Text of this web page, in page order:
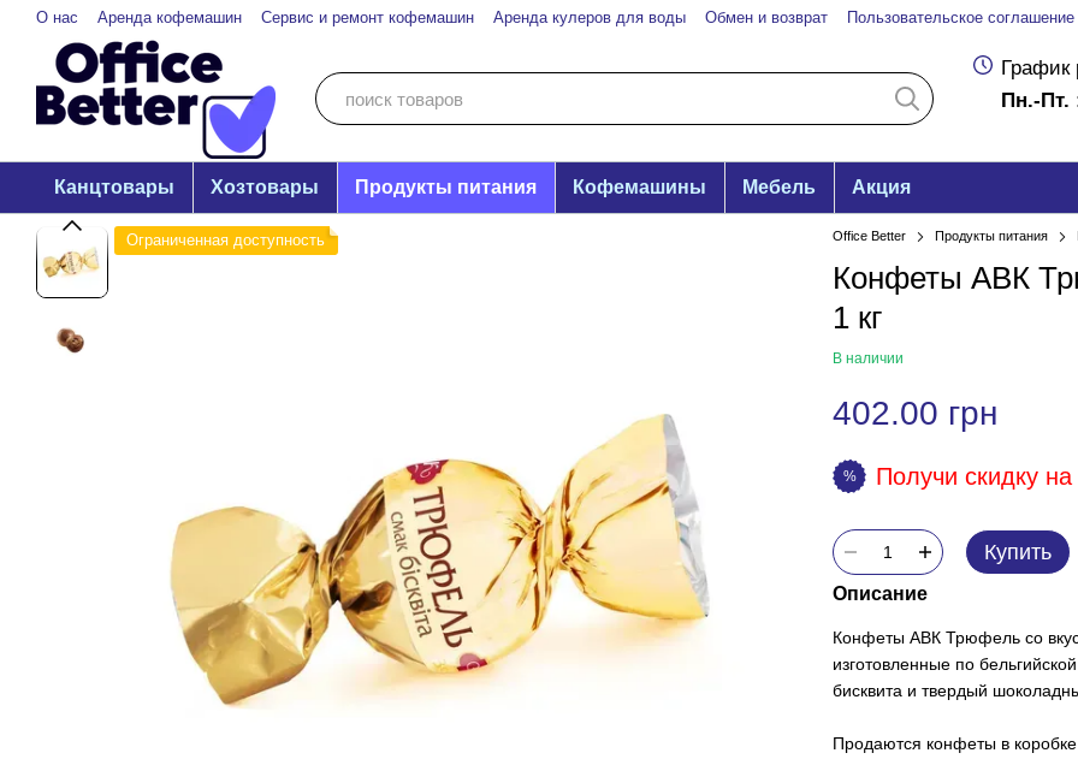
Перейти к основному контенту
О нас Аренда кофемашин Сервис и ремонт кофемашин Аренда кулеров для воды Обмен и возврат Пользовательское соглашение
Privacy Policy
График
Пн.-Пт.
Канцтовары Хозтовары Продукты питания Кофемашины Мебель Акция
Ограниченная доступность Office Better Продукты питания
Конфеты АВК
1 кг
В наличии
402.00 грн
% Получи скидку
Купить
Описание
Конфеты АВК Трюфель со
изготовленные по
бисквита и твердый
Продаются конфеты в